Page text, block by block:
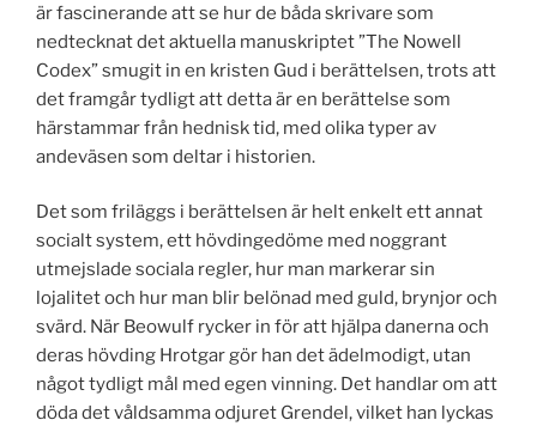
är fascinerande att se hur de båda skrivare som
nedtecknat det aktuella manuskriptet ”The Nowell
Codex” smugit in en kristen Gud i berättelsen, trots att
det framgår tydligt att detta är en berättelse som
härstammar från hednisk tid, med olika typer av
andeväsen som deltar i historien.
Det som friläggs i berättelsen är helt enkelt ett annat
socialt system, ett hövdingedöme med noggrant
utmejslade sociala regler, hur man markerar sin
lojalitet och hur man blir belönad med guld, brynjor och
svärd. När Beowulf rycker in för att hjälpa danerna och
deras hövding Hrotgar gör han det ädelmodigt, utan
något tydligt mål med egen vinning. Det handlar om att
döda det våldsamma odjuret Grendel, vilket han lyckas